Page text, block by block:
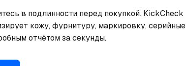
в подлинности перед покупкой. KickCheck
кожу, фурнитуру, маркировку, серийные
отчётом за секунды.